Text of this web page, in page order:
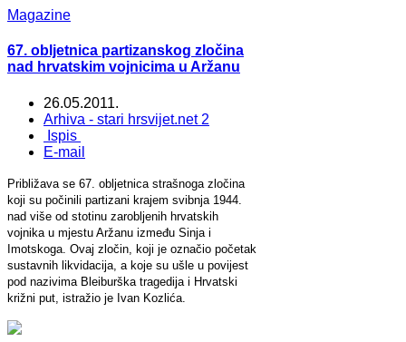
Magazine
67. obljetnica partizanskog zločina
nad hrvatskim vojnicima u Aržanu
26.05.2011.
Arhiva - stari hrsvijet.net 2
Ispis
E-mail
Približava se 67. obljetnica strašnoga zločina
koji su poči­nili partizani krajem svibnja 1944.
nad više od stotinu zaroblje­nih hrvatskih
vojnika u mjestu Aržanu između Sinja i
Imotskoga. Ovaj zločin, koji je označio početak
sustavnih likvidacija, a koje su ušle u povijest
pod nazivima Bleiburška tragedija i Hrvatski
križni put, istra­žio je Ivan Kozlića.